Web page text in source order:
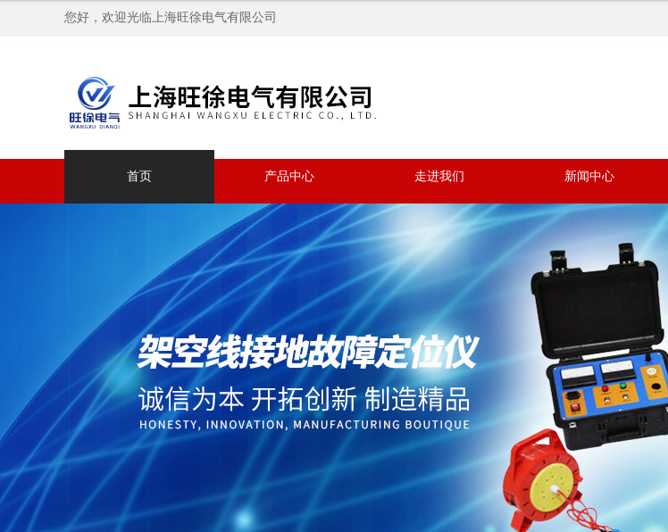
您好，欢迎光临上海旺徐电气有限公司
首页 产品中心 走进我们 新闻中心